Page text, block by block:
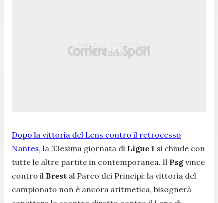
Dopo la vittoria del Lens contro il retrocesso
Nantes, la 33esima giornata di Ligue 1 si chiude con
tutte le altre partite in contemporanea. Il Psg vince
contro il Brest al Parco dei Principi: la vittoria del
campionato non è ancora aritmetica, bisognerà